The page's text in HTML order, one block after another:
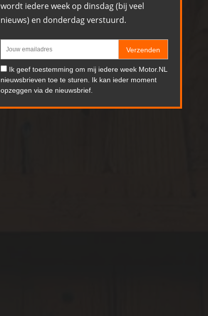
wordt iedere week op dinsdag (bij veel
nieuws) en donderdag verstuurd.
Verzenden
Ik geef toestemming om mij iedere week Motor.NL
nieuwsbrieven toe te sturen. Ik kan ieder moment
opzeggen via de nieuwsbrief.